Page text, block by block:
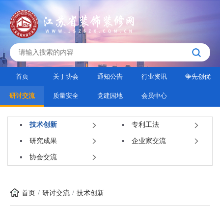
首页 关于协会 通知公告 行业资讯 争先创优
研讨交流 质量安全 党建园地 会员中心
技术创新 专利工法
研究成果 企业家交流
协会交流
首页 研讨交流 技术创新